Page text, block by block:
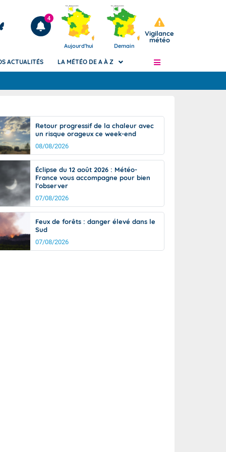
Articles
4
Aujourd'hui Demain
Vigilance
météo
de
Phénomènes dangereux de J+2 à J+7
Avertissement pluies intenses à l'échelle
des communes (Apic)
Bulletins Marine
Bulletins d'estimation du risque
d'avalanche
Météo des forêts
Vigicrues
ACTUALITÉS LA MÉTÉO DE A À Z
Retour progressif de la chaleur avec
un risque orageux ce week-end
08/08/2026
Éclipse du 12 août 2026 : Météo-
France vous accompagne pour bien
l'observer
07/08/2026
Feux de forêts : danger élevé dans le
Sud
07/08/2026